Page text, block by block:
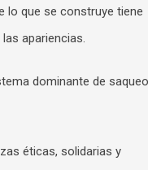
lo que se construye tiene
apariencias.
dominante de saqueo
éticas, solidarias y